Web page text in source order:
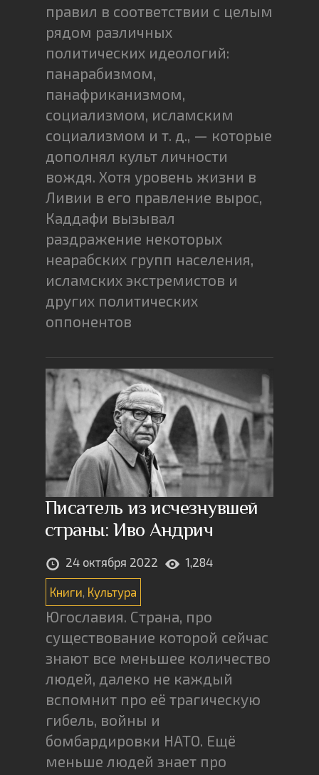
правил в соответствии с целым
рядом различных
политических идеологий:
панарабизмом,
панафриканизмом,
социализмом, исламским
социализмом и т. д., — которые
дополнял культ личности
вождя. Хотя уровень жизни в
Ливии в его правление вырос,
Каддафи вызывал
раздражение некоторых
неарабских групп населения,
исламских экстремистов и
других политических
оппонентов
Писатель из исчезнувшей
страны: Иво Андрич
24 октября 2022 1,284
Книги Культура
Югославия. Страна, про
существование которой сейчас
знают все меньшее количество
людей, далеко не каждый
вспомнит про её трагическую
гибель, войны и
бомбардировки НАТО. Ещё
меньше людей знает про